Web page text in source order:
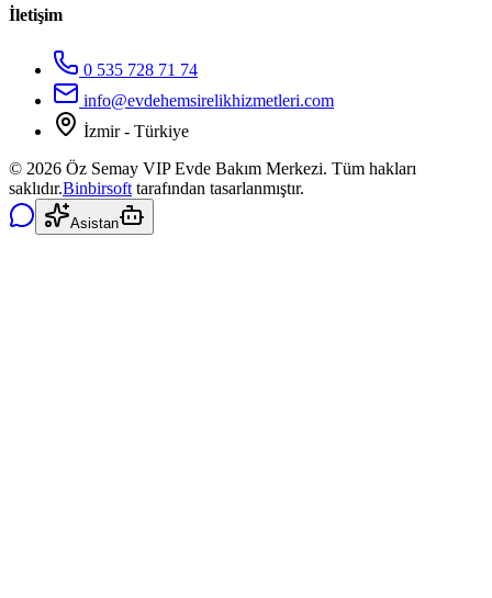
İletişim
0 535 728 71 74
info@evdehemsirelikhizmetleri.com
İzmir - Türkiye
© 2026 Öz Semay VIP Evde Bakım Merkezi. Tüm hakları
saklıdır.Binbirsoft tarafından tasarlanmıştır.
Asistan